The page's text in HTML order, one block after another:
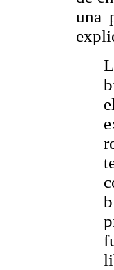
una